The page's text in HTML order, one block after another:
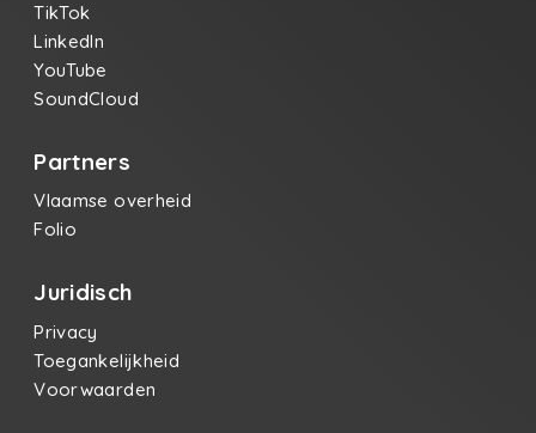
TikTok
LinkedIn
YouTube
SoundCloud
Partners
Vlaamse overheid
Folio
Juridisch
Privacy
Toegankelijkheid
Voorwaarden